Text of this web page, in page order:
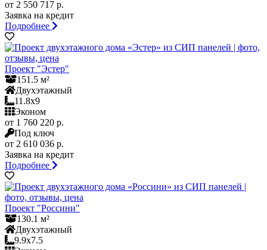
от 2 550 717 р.
Заявка на кредит
Подробнее
Проект "Эстер"
151.5 м²
Двухэтажный
11.8x9
Эконом
от 1 760 220 р.
Под ключ
от 2 610 036 р.
Заявка на кредит
Подробнее
Проект "Россини"
130.1 м²
Двухэтажный
9.9x7.5